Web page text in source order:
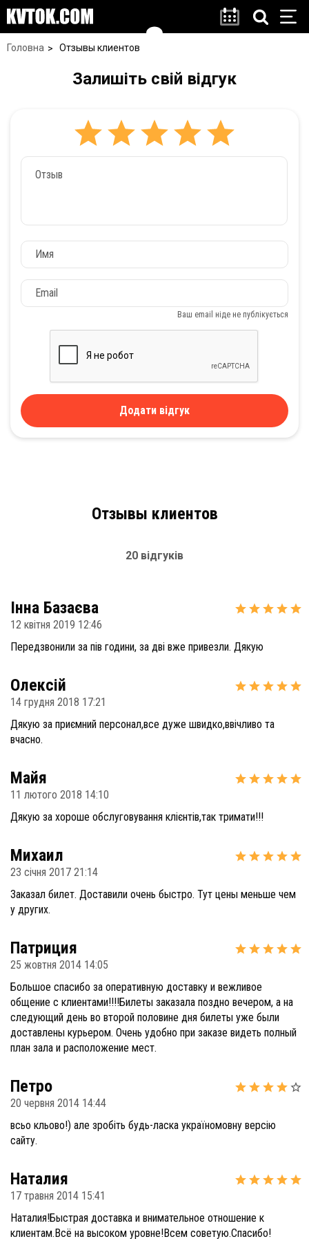
Головна Отзывы клиентов
Залишіть свій відгук
Ваш email ніде не публікується
Додати відгук
Отзывы клиентов
20 відгуків
Інна Базаєва
12 квітня 2019 12:46
Передзвонили за пів години, за дві вже привезли. Дякую
Олексій
14 грудня 2018 17:21
Дякую за приємний персонал,все дуже швидко,ввічливо та
вчасно.
Майя
11 лютого 2018 14:10
Дякую за хороше обслуговування клієнтів,так тримати!!!
Михаил
23 січня 2017 21:14
Заказал билет. Доставили очень быстро. Тут цены меньше чем
у других.
Патриция
25 жовтня 2014 14:05
Большое спасибо за оперативную доставку и вежливое
общение с клиентами!!!!Билеты заказала поздно вечером, а на
следующий день во второй половине дня билеты уже были
доставлены курьером. Очень удобно при заказе видеть полный
план зала и расположение мест.
Петро
20 червня 2014 14:44
всьо кльово!) але зробіть будь-ласка україномовну версію
сайту.
Наталия
17 травня 2014 15:41
Наталия!Быстрая доставка и внимательное отношение к
клиентам.Вcё на высоком уровне!Всем советую.Спасибо!